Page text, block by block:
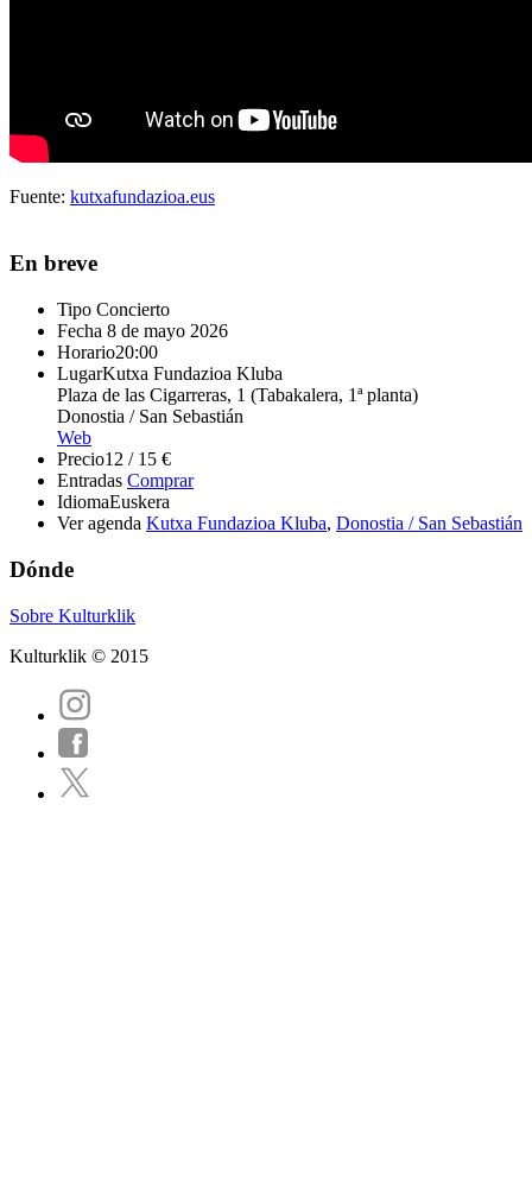
Fuente: kutxafundazioa.eus
En breve
Tipo Concierto
Fecha 8 de mayo 2026
Horario20:00
LugarKutxa Fundazioa Kluba
Plaza de las Cigarreras, 1 (Tabakalera, 1ª planta)
Donostia / San Sebastián
Web
Precio12 / 15 €
Entradas Comprar
IdiomaEuskera
Ver agenda Kutxa Fundazioa Kluba, Donostia / San Sebastián
Dónde
Sobre Kulturklik
Kulturklik © 2015